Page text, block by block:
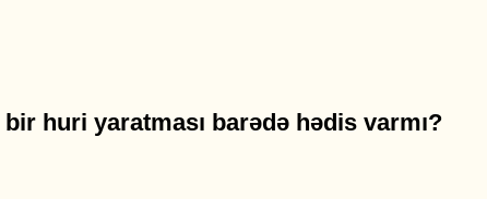
huri yaratması barədə hədis varmı?